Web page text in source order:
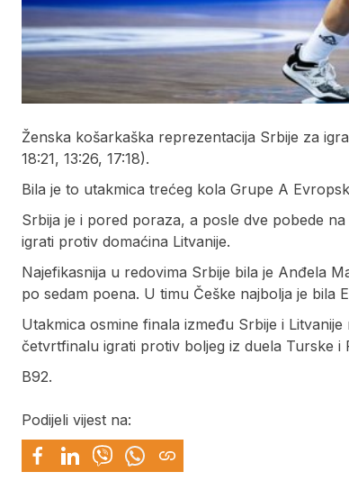
Ženska košarkaška reprezentacija Srbije za
18:21, 13:26, 17:18).
Bila je to utakmica trećeg kola Grupe A
Srbija je i pored poraza, a posle dve pobede
igrati protiv domaćina Litvanije.
Najefikasnija u redovima Srbije bila je Anđela
po sedam poena. U timu Češke najbolja je bila
Utakmica osmine finala između Srbije i
četvrtfinalu igrati protiv boljeg iz duela Turske i
B92.
Podijeli vijest na: